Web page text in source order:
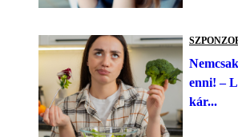
enni! –
kár...